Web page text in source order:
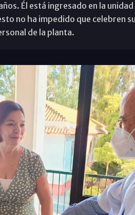
Él está ingresado en la
no ha impedido que celebren
de la planta.